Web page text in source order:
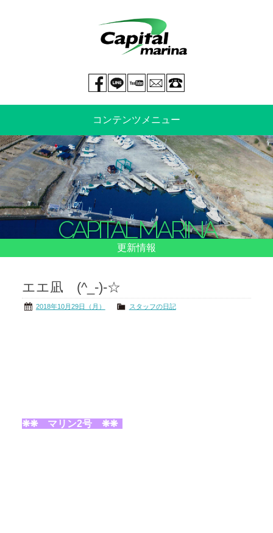
mail
You tube
LINE@
Facebook page
コンテンツメニュー
中古艇情報 新艇情報
船のご売却 整備・特殊艤装
船舶保険 マリーナ情報・料金表
茨城の海
CAPITAL MARINA
更新情報
エエ凪 (^_-)-☆
2018年10月29日（月） スタッフの日記
❋❋ マリン2号 ❋❋